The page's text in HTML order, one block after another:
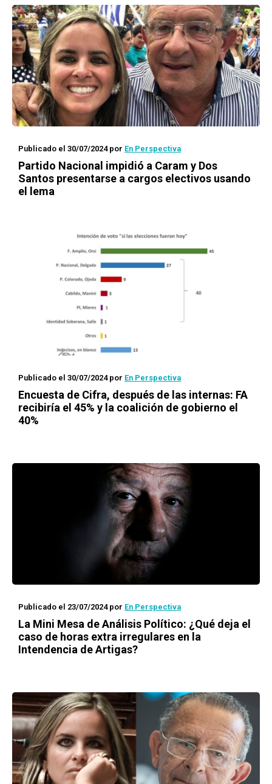
Publicado el 30/07/2024por En Perspectiva
Partido Nacional impidió a Caram y Dos
Santos presentarse a cargos electivos usando
el lema
Publicado el 30/07/2024por En Perspectiva
Encuesta de Cifra, después de las internas: FA
recibiría el 45% y la coalición de gobierno el
40%
Publicado el 23/07/2024por En Perspectiva
La Mini Mesa de Análisis Político: ¿Qué deja el
caso de horas extra irregulares en la
Intendencia de Artigas?